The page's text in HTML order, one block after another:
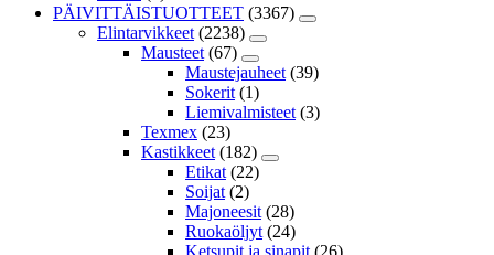
PÄIVITTÄISTUOTTEET (3367)
Elintarvikkeet (2238)
Mausteet (67)
Maustejauheet (39)
Sokerit (1)
Liemivalmisteet (3)
Texmex (23)
Kastikkeet (182)
Etikat (22)
Soijat (2)
Majoneesit (28)
Ruokaöljyt (24)